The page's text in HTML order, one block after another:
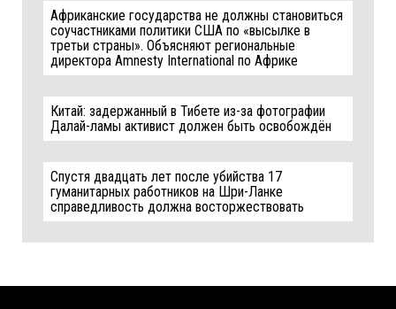
Африканские государства не должны становиться
соучастниками политики США по «высылке в
третьи страны». Объясняют региональные
директора Amnesty International по Африке
Китай: задержанный в Тибете из-за фотографии
Далай-ламы активист должен быть освобождён
Спустя двадцать лет после убийства 17
гуманитарных работников на Шри-Ланке
справедливость должна восторжествовать